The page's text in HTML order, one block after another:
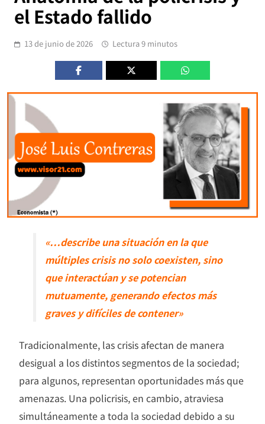
el Estado fallido
13 de junio de 2026 Lectura 9 minutos
«…describe una situación en la que
múltiples crisis no solo coexisten, sino
que interactúan y se potencian
mutuamente, generando efectos más
graves y difíciles de contener»
Tradicionalmente, las crisis afectan de manera
desigual a los distintos segmentos de la sociedad;
para algunos, representan oportunidades más que
amenazas. Una policrisis, en cambio, atraviesa
simultáneamente a toda la sociedad debido a su